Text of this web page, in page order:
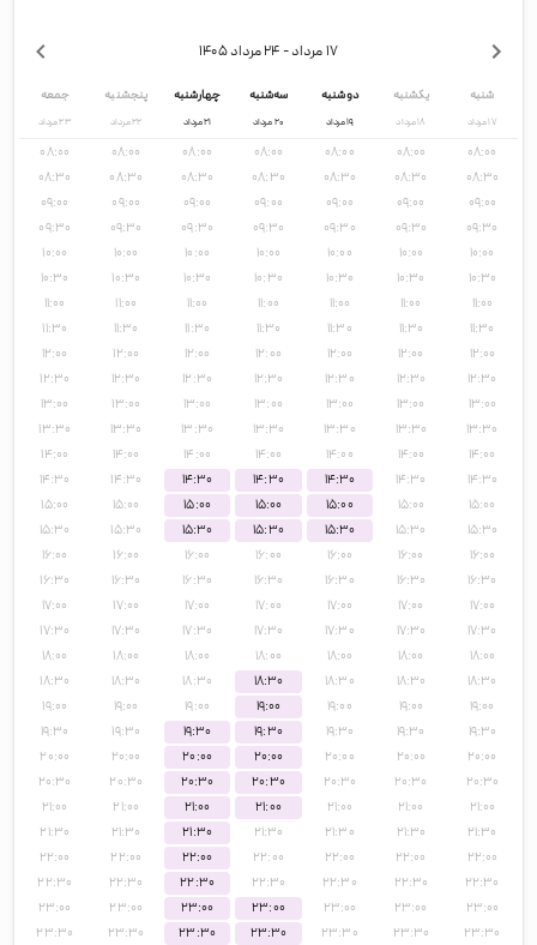
۱۷ مرداد - ۲۴ مرداد ۱۴۰۵
شنبه
۱۷مرداد
۰۸:۰۰
۰۸:۳۰
۰۹:۰۰
۰۹:۳۰
۱۰:۰۰
۱۰:۳۰
۱۱:۰۰
۱۱:۳۰
۱۲:۰۰
۱۲:۳۰
۱۳:۰۰
۱۳:۳۰
۱۴:۰۰
۱۴:۳۰
۱۵:۰۰
۱۵:۳۰
۱۶:۰۰
۱۶:۳۰
۱۷:۰۰
۱۷:۳۰
۱۸:۰۰
۱۸:۳۰
۱۹:۰۰
۱۹:۳۰
۲۰:۰۰
۲۰:۳۰
۲۱:۰۰
۲۱:۳۰
۲۲:۰۰
۲۲:۳۰
۲۳:۰۰
۲۳:۳۰
یکشنبه
۱۸مرداد
۰۸:۰۰
۰۸:۳۰
۰۹:۰۰
۰۹:۳۰
۱۰:۰۰
۱۰:۳۰
۱۱:۰۰
۱۱:۳۰
۱۲:۰۰
۱۲:۳۰
۱۳:۰۰
۱۳:۳۰
۱۴:۰۰
۱۴:۳۰
۱۵:۰۰
۱۵:۳۰
۱۶:۰۰
۱۶:۳۰
۱۷:۰۰
۱۷:۳۰
۱۸:۰۰
۱۸:۳۰
۱۹:۰۰
۱۹:۳۰
۲۰:۰۰
۲۰:۳۰
۲۱:۰۰
۲۱:۳۰
۲۲:۰۰
۲۲:۳۰
۲۳:۰۰
۲۳:۳۰
دوشنبه
۱۹مرداد
۰۸:۰۰
۰۸:۳۰
۰۹:۰۰
۰۹:۳۰
۱۰:۰۰
۱۰:۳۰
۱۱:۰۰
۱۱:۳۰
۱۲:۰۰
۱۲:۳۰
۱۳:۰۰
۱۳:۳۰
۱۴:۰۰
۱۴:۳۰
۱۵:۰۰
۱۵:۳۰
۱۶:۰۰
۱۶:۳۰
۱۷:۰۰
۱۷:۳۰
۱۸:۰۰
۱۸:۳۰
۱۹:۰۰
۱۹:۳۰
۲۰:۰۰
۲۰:۳۰
۲۱:۰۰
۲۱:۳۰
۲۲:۰۰
۲۲:۳۰
۲۳:۰۰
۲۳:۳۰
سه‌شنبه
۲۰مرداد
۰۸:۰۰
۰۸:۳۰
۰۹:۰۰
۰۹:۳۰
۱۰:۰۰
۱۰:۳۰
۱۱:۰۰
۱۱:۳۰
۱۲:۰۰
۱۲:۳۰
۱۳:۰۰
۱۳:۳۰
۱۴:۰۰
۱۴:۳۰
۱۵:۰۰
۱۵:۳۰
۱۶:۰۰
۱۶:۳۰
۱۷:۰۰
۱۷:۳۰
۱۸:۰۰
۱۸:۳۰
۱۹:۰۰
۱۹:۳۰
۲۰:۰۰
۲۰:۳۰
۲۱:۰۰
۲۱:۳۰
۲۲:۰۰
۲۲:۳۰
۲۳:۰۰
۲۳:۳۰
چهارشنبه
۲۱مرداد
۰۸:۰۰
۰۸:۳۰
۰۹:۰۰
۰۹:۳۰
۱۰:۰۰
۱۰:۳۰
۱۱:۰۰
۱۱:۳۰
۱۲:۰۰
۱۲:۳۰
۱۳:۰۰
۱۳:۳۰
۱۴:۰۰
۱۴:۳۰
۱۵:۰۰
۱۵:۳۰
۱۶:۰۰
۱۶:۳۰
۱۷:۰۰
۱۷:۳۰
۱۸:۰۰
۱۸:۳۰
۱۹:۰۰
۱۹:۳۰
۲۰:۰۰
۲۰:۳۰
۲۱:۰۰
۲۱:۳۰
۲۲:۰۰
۲۲:۳۰
۲۳:۰۰
۲۳:۳۰
پنجشنبه
۲۲مرداد
۰۸:۰۰
۰۸:۳۰
۰۹:۰۰
۰۹:۳۰
۱۰:۰۰
۱۰:۳۰
۱۱:۰۰
۱۱:۳۰
۱۲:۰۰
۱۲:۳۰
۱۳:۰۰
۱۳:۳۰
۱۴:۰۰
۱۴:۳۰
۱۵:۰۰
۱۵:۳۰
۱۶:۰۰
۱۶:۳۰
۱۷:۰۰
۱۷:۳۰
۱۸:۰۰
۱۸:۳۰
۱۹:۰۰
۱۹:۳۰
۲۰:۰۰
۲۰:۳۰
۲۱:۰۰
۲۱:۳۰
۲۲:۰۰
۲۲:۳۰
۲۳:۰۰
۲۳:۳۰
جمعه
۲۳مرداد
۰۸:۰۰
۰۸:۳۰
۰۹:۰۰
۰۹:۳۰
۱۰:۰۰
۱۰:۳۰
۱۱:۰۰
۱۱:۳۰
۱۲:۰۰
۱۲:۳۰
۱۳:۰۰
۱۳:۳۰
۱۴:۰۰
۱۴:۳۰
۱۵:۰۰
۱۵:۳۰
۱۶:۰۰
۱۶:۳۰
۱۷:۰۰
۱۷:۳۰
۱۸:۰۰
۱۸:۳۰
۱۹:۰۰
۱۹:۳۰
۲۰:۰۰
۲۰:۳۰
۲۱:۰۰
۲۱:۳۰
۲۲:۰۰
۲۲:۳۰
۲۳:۰۰
۲۳:۳۰